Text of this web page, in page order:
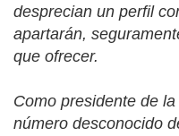
desprecian un perfil
apartarán,
que ofrecer.
Como presidente de
número desconocido